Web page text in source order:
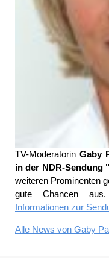
TV-Moderatorin Gaby
in der NDR-Sendung
weiteren Prominenten
gute Chancen
Informationen zur
Alle News von Gaby